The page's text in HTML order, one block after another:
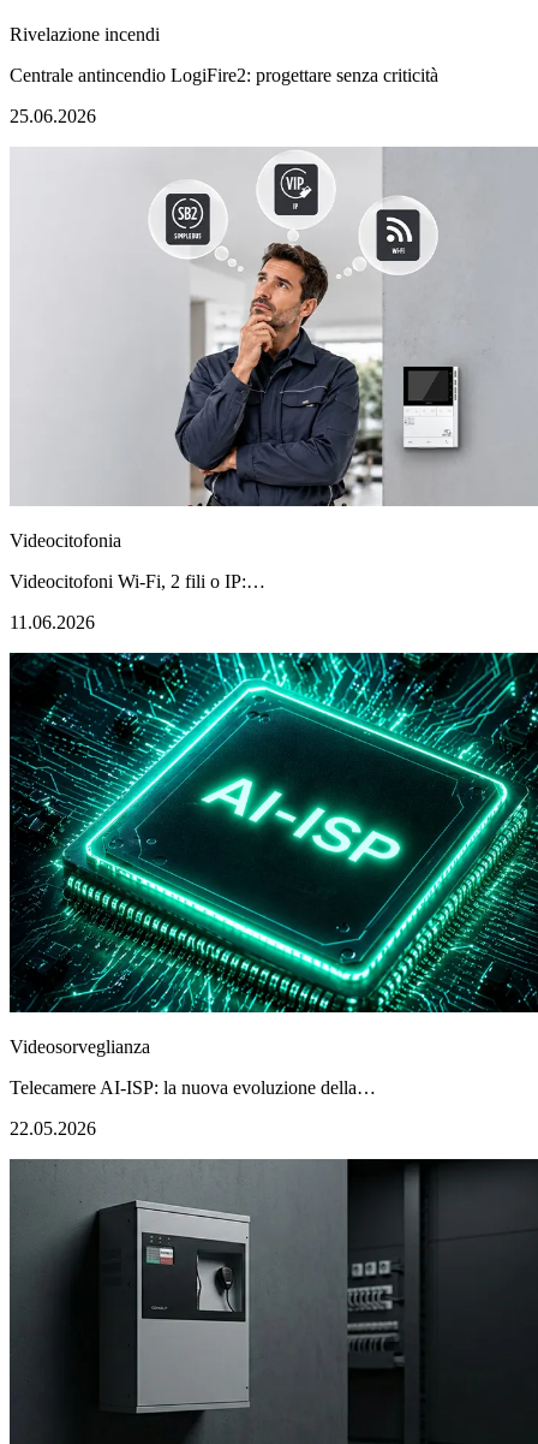
Rivelazione incendi
Centrale antincendio LogiFire2: progettare senza criticità
25.06.2026
Videocitofonia
Videocitofoni Wi-Fi, 2 fili o IP:…
11.06.2026
Videosorveglianza
Telecamere AI-ISP: la nuova evoluzione della…
22.05.2026